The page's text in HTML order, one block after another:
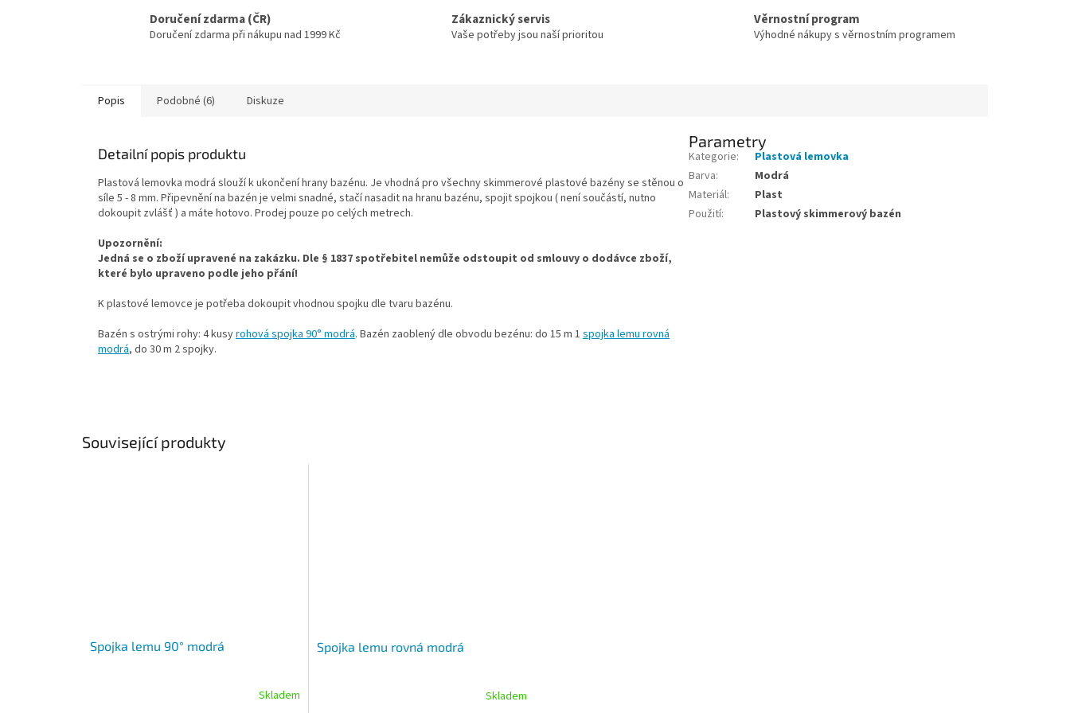
Doručení zdarma (ČR)
Doručení zdarma při nákupu nad 1999 Kč
Zákaznický servis
Vaše potřeby jsou naší prioritou
Věrnostní program
Výhodné nákupy s věrnostním programem
Popis Podobné (6) Diskuze
Detailní popis produktu
Plastová lemovka modrá slouží k ukončení hrany bazénu. Je vhodná pro všechny skimmerové plastové bazény se stěnou o
síle 5 - 8 mm. Připevnění na bazén je velmi snadné, stačí nasadit na hranu bazénu, spojit spojkou ( není součástí, nutno
dokoupit zvlášť ) a máte hotovo. Prodej pouze po celých metrech.
Upozornění:
Jedná se o zboží upravené na zakázku. Dle § 1837 spotřebitel nemůže odstoupit od smlouvy o dodávce zboží,
které bylo upraveno podle jeho přání!
K plastové lemovce je potřeba dokoupit vhodnou spojku dle tvaru bazénu.
Bazén s ostrými rohy: 4 kusyrohová spojka 90° modrá. Bazén zaoblený dle obvodu bezénu: do 15 m 1 spojka lemu rovná
modrá, do 30 m 2 spojky.
Parametry
Kategorie:
Plastová lemovka
Barva:
Modrá
Materiál:
Plast
Použití: Plastový skimmerový bazén
Související produkty
Spojka lemu 90° modrá
Skladem
Spojka lemu rovná modrá
Skladem